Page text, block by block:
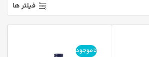
فیلتر ها
ناموجود